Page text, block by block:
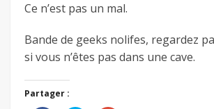
Ce n’est pas un mal.
Bande de geeks nolifes, regardez
si vous n’êtes pas dans une cave.
Partager :